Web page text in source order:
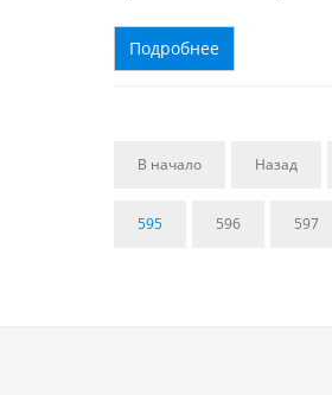
Подробнее
В начало Назад
595 596 597